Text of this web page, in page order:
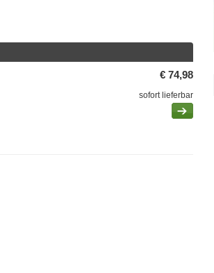
€ 74,98
sofort lieferbar